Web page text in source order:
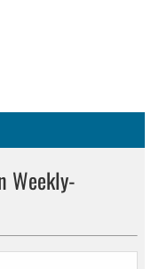
Weekly-